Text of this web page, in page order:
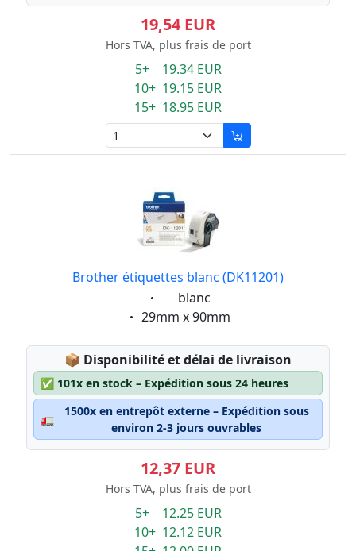
19,54 EUR
Hors TVA, plus frais de port
5+ 19.34 EUR
10+ 19.15 EUR
15+ 18.95 EUR
Brother étiquettes blanc (DK11201)
Eigenschaft:
blanc
Eigenschaft:
29mm x 90mm
📦 Lagerstatus:
Disponibilité et délai de livraison
✅ 101x en stock – Expédition sous 24 heures
🚛
1500x en entrepôt externe – Expédition sous
environ 2-3 jours ouvrables
12,37 EUR
Hors TVA, plus frais de port
5+ 12.25 EUR
10+ 12.12 EUR